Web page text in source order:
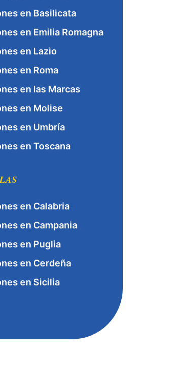
en Basilicata
en Emilia Romagna
en Lazio
en Roma
en las Marcas
en Molise
en Umbría
en Toscana
en Calabria
en Campania
en Puglia
en Cerdeña
en Sicilia